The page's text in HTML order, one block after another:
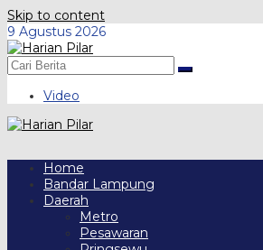
Skip to content
9 Agustus 2026
Video
Home
Bandar Lampung
Daerah
Metro
Pesawaran